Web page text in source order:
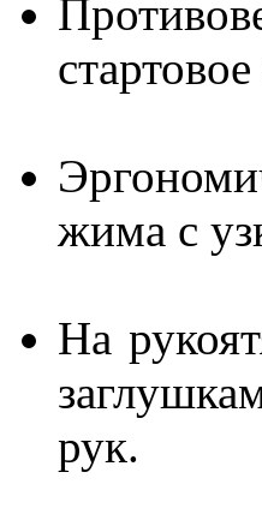
жима с
На
рук.